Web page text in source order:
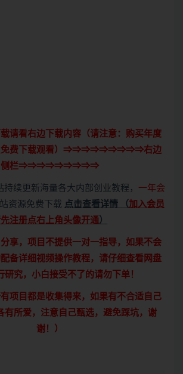
请看右边下载内容（请注意： 购买年度
免费下载观看）⇒⇒⇒⇒⇒⇒⇒⇒⇒右边
侧栏⇒⇒⇒⇒⇒⇒⇒⇒⇒
持续更新海量各大内部创业教程， 一年会
资源免费下载 点击查看详情（加入会员
注册点右上角头像开通）
享，项目不提供一对一指导，如果不会
备详细视频操作教程，请仔细查看网盘
研究，小白接受不了的请勿下单！
项目都是收集得来，如果有不合适自己
有所爱，注意自己甄选，避免踩坑，谢
谢！）